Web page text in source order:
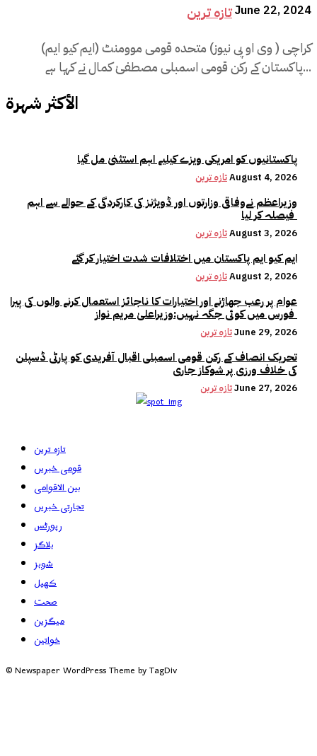
تازہ ترینJune 22, 2024
کراچی ( وی او پی نیوز) متحدہ قومی موومنٹ (ایم کیو ایم)
پاکستان کے رکن قومی اسمبلی مصطفیٰ کمال نے کہا ہے...
الأكثر شهرة
پاکستانیوں کو امریکی ویزے کیلیے اہم استثنیٰ مل گیا
تازہ ترینAugust 4, 2026
وزیراعظم نےوفاقی وزارتوں اور ڈویژنز کی کارکردگی کے حوالے سے اہم
تازہ ترینAugust 3, 2026
ایم کیو ایم پاکستان میں اختلافات شدت اختیار کر گئے
تازہ ترینAugust 2, 2026
عوام پر رعب جھاڑنے اور اختیارات کا ناجائز استعمال کرنے والوں کی پیرا
تازہ ترینJune 29, 2026
تحریک انصاف کے رکن قومی اسمبلی اقبال آفریدی کو پارٹی ڈسپلن
کی خلاف ورزی پر شوکاز جاری
تازہ ترینJune 27, 2026
تازہ ترین
قومی خبریں
بین الاقوامی
تجارتی خبریں
رپورٹس
بلاگز
شوبز
کھیل
صحت
میگزین
خواتین
© Newspaper WordPress Theme by TagDiv